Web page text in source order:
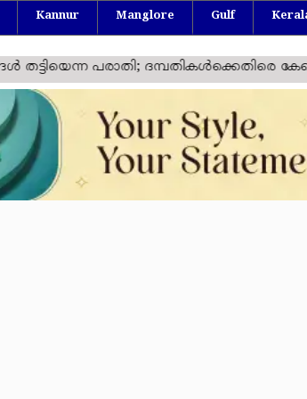
Kannur Manglore Gulf